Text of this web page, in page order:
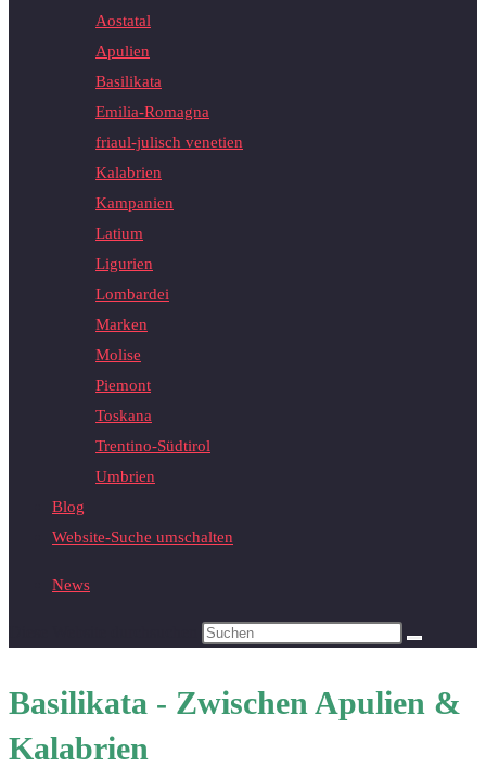
Aostatal
Apulien
Basilikata
Emilia-Romagna
friaul-julisch venetien
Kalabrien
Kampanien
Latium
Ligurien
Lombardei
Marken
Molise
Piemont
Toskana
Trentino-Südtirol
Umbrien
Blog
Website-Suche umschalten
News
Basilikata - Zwischen Apulien &
Kalabrien